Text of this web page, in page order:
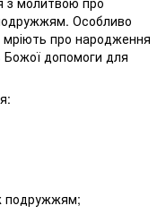
Особливо
про народження
Божої допомоги для
подружжям;